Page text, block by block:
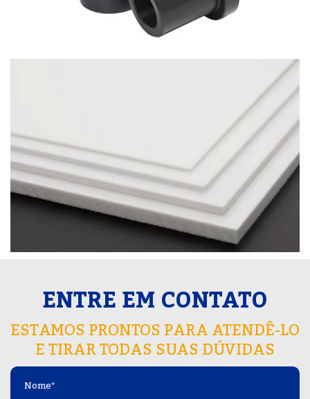
ENTRE EM CONTATO
ESTAMOS PRONTOS PARA ATENDÊ-LO
E TIRAR TODAS SUAS DÚVIDAS
Nome *